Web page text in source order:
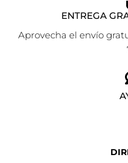
ENTREGA
Aprovecha el envío